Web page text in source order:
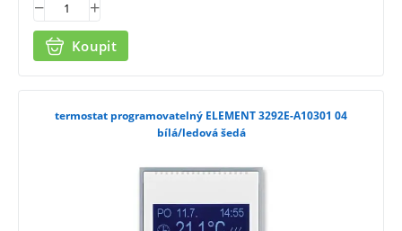
Koupit
termostat programovatelný ELEMENT 3292E-A10301 04
bílá/ledová šedá